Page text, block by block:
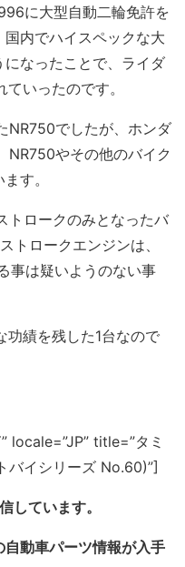
に大型自動二輪免許を
内でハイスペックな大
なったことで、ライダ
いったのです。
NR750でしたが、ホンダ
NR750やその他のバイク
す。
トロークのみとなったバ
トロークエンジンは、
事は疑いようのない事
功績を残した1台なので
locale=”JP” title=”タミ
バイシリーズ No.60)”]
しています。
動車パーツ情報が入手